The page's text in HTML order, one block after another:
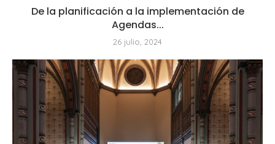
De la planificación a la implementación de
Agendas...
26 julio, 2024